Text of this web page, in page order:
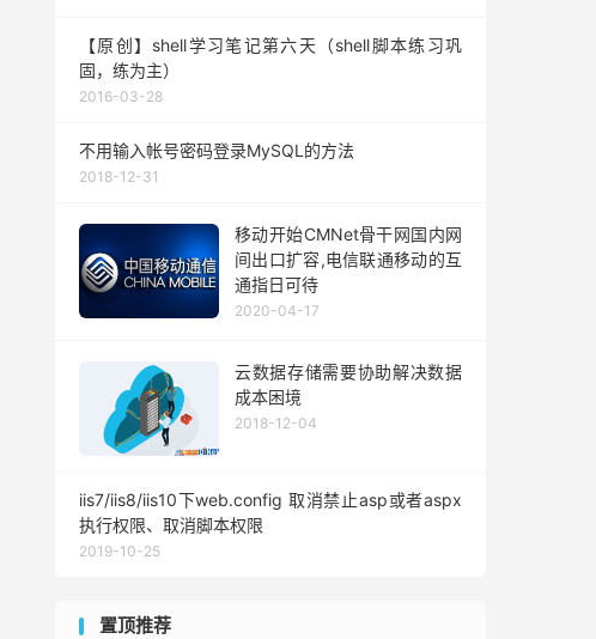
【原创】shell学习笔记第六天（shell脚本练习巩
固，练为主）
2016-03-28
不用输入帐号密码登录MySQL的方法
2018-12-31
移动开始CMNet骨干网国内网
间出口扩容,电信联通移动的互
通指日可待
2020-04-17
云数据存储需要协助解决数据
成本困境
2018-12-04
iis7/iis8/iis10下web.config 取消禁止asp或者aspx
执行权限、取消脚本权限
2019-10-25
置顶推荐